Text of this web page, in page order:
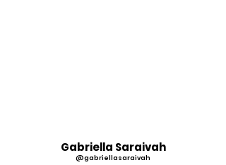
Gabriella Saraivah
@gabriellasaraivah